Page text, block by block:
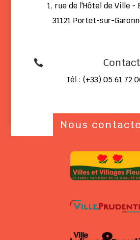
1, rue de l'Hôtel de Ville -
31121 Portet-sur-
 Contact
Tél : (+33) 05 61 72
Nous